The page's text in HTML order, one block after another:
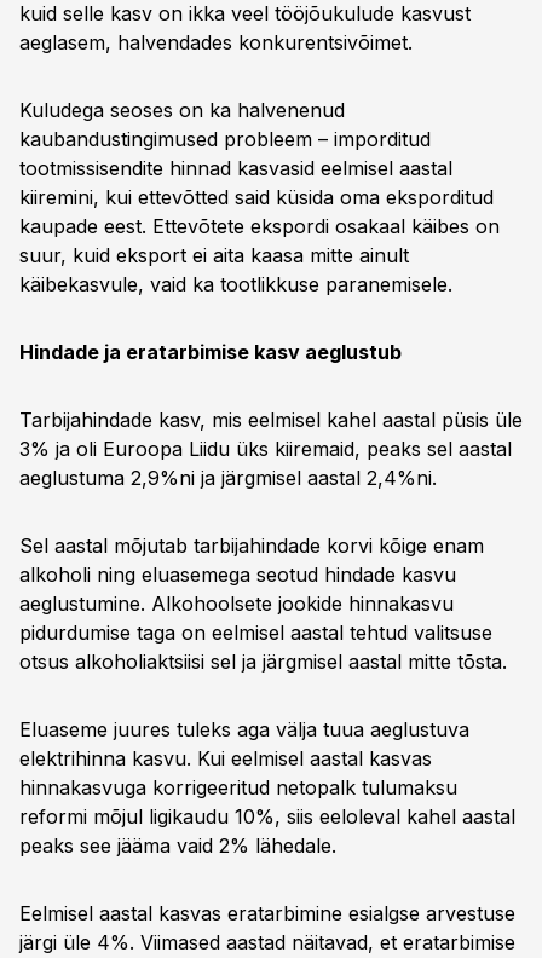
kuid selle kasv on ikka veel tööjõukulude kasvust
aeglasem, halvendades konkurentsivõimet.
Kuludega seoses on ka halvenenud
kaubandustingimused probleem – imporditud
tootmissisendite hinnad kasvasid eelmisel aastal
kiiremini, kui ettevõtted said küsida oma eksporditud
kaupade eest. Ettevõtete ekspordi osakaal käibes on
suur, kuid eksport ei aita kaasa mitte ainult
käibekasvule, vaid ka tootlikkuse paranemisele.
Hindade ja eratarbimise kasv aeglustub
Tarbijahindade kasv, mis eelmisel kahel aastal püsis üle
3% ja oli Euroopa Liidu üks kiiremaid, peaks sel aastal
aeglustuma 2,9%ni ja järgmisel aastal 2,4%ni.
Sel aastal mõjutab tarbijahindade korvi kõige enam
alkoholi ning eluasemega seotud hindade kasvu
aeglustumine. Alkohoolsete jookide hinnakasvu
pidurdumise taga on eelmisel aastal tehtud valitsuse
otsus alkoholiaktsiisi sel ja järgmisel aastal mitte tõsta.
Eluaseme juures tuleks aga välja tuua aeglustuva
elektrihinna kasvu. Kui eelmisel aastal kasvas
hinnakasvuga korrigeeritud netopalk tulumaksu
reformi mõjul ligikaudu 10%, siis eeloleval kahel aastal
peaks see jääma vaid 2% lähedale.
Eelmisel aastal kasvas eratarbimine esialgse arvestuse
järgi üle 4%. Viimased aastad näitavad, et eratarbimise